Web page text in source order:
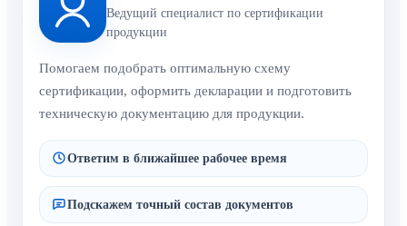
Ведущий специалист по сертификации
продукции
Помогаем подобрать оптимальную схему
сертификации, оформить декларации и подготовить
техническую документацию для продукции.
Ответим в ближайшее рабочее время
Подскажем точный состав документов